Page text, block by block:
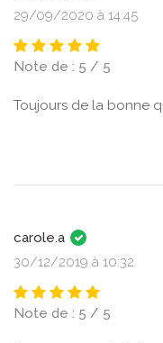
29/09/2020 à 14:45
Note de : 5 / 5
Toujours de la bonne
carole.a
30/12/2019 à 10:32
Note de : 5 / 5